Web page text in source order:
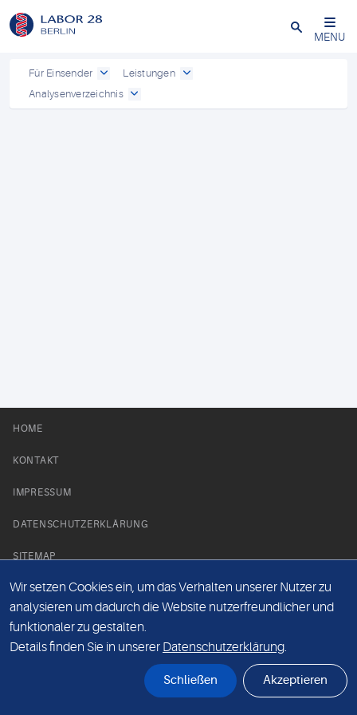
Schließen
MENU
Für Einsender
Leistungen
Analysenverzeichnis
HOME
KONTAKT
IMPRESSUM
DATENSCHUTZERKLÄRUNG
SITEMAP
NEWS PARTNER
Wir setzen Cookies ein, um das Verhalten unserer Nutzer zu
analysieren um dadurch die Website nutzerfreundlicher und
funktionaler zu gestalten.
Details finden Sie in unserer Datenschutzerklärung.
Schließen Akzeptieren